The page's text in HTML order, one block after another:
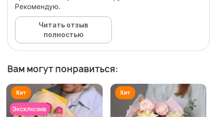
Рекомендую.
Читать отзыв
полностью
Вам могут понравиться: